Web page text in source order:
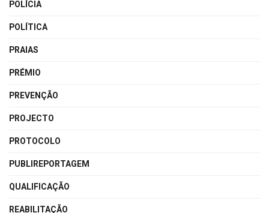
POLÍCIA
POLÍTICA
PRAIAS
PRÉMIO
PREVENÇÃO
PROJECTO
PROTOCOLO
PUBLIREPORTAGEM
QUALIFICAÇÃO
REABILITAÇÃO